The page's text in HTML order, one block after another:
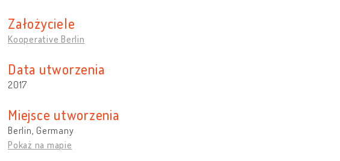
Założyciele
Kooperative Berlin
Data utworzenia
2017
Miejsce utworzenia
Berlin, Germany
Pokaż na mapie